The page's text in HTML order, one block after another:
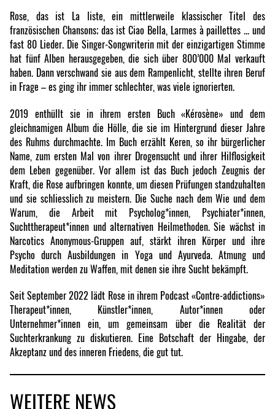
Rose, das ist La liste, ein mittlerweile klassischer Titel des
französischen Chansons; das ist Ciao Bella, Larmes à paillettes ... und
fast 80 Lieder. Die Singer-Songwriterin mit der einzigartigen Stimme
hat fünf Alben herausgegeben, die sich über 800’000 Mal verkauft
haben. Dann verschwand sie aus dem Rampenlicht, stellte ihren Beruf
in Frage – es ging ihr immer schlechter, was viele ignorierten.
2019 enthüllt sie in ihrem ersten Buch «Kérosène» und dem
gleichnamigen Album die Hölle, die sie im Hintergrund dieser Jahre
des Ruhms durchmachte. Im Buch erzählt Keren, so ihr bürgerlicher
Name, zum ersten Mal von ihrer Drogensucht und ihrer Hilflosigkeit
dem Leben gegenüber. Vor allem ist das Buch jedoch Zeugnis der
Kraft, die Rose aufbringen konnte, um diesen Prüfungen standzuhalten
und sie schliesslich zu meistern. Die Suche nach dem Wie und dem
Warum, die Arbeit mit Psycholog*innen, Psychiater*innen,
Suchttherapeut*innen und alternativen Heilmethoden. Sie wächst in
Narcotics Anonymous-Gruppen auf, stärkt ihren Körper und ihre
Psycho durch Ausbildungen in Yoga und Ayurveda. Atmung und
Meditation werden zu Waffen, mit denen sie ihre Sucht bekämpft.
Seit September 2022 lädt Rose in ihrem Podcast «Contre-addictions»
Therapeut*innen, Künstler*innen, Autor*innen oder
Unternehmer*innen ein, um gemeinsam über die Realität der
Suchterkrankung zu diskutieren. Eine Botschaft der Hingabe, der
Akzeptanz und des inneren Friedens, die gut tut.
WEITERE NEWS